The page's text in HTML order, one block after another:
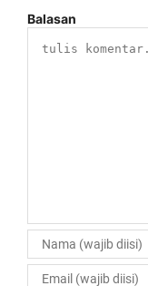
Balasan